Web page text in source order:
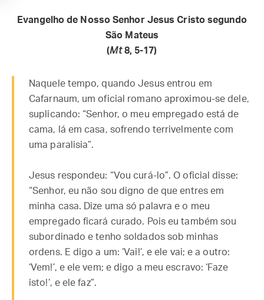
Evangelho de Nosso Senhor Jesus Cristo segundo
São Mateus
(Mt8, 5-17)
Naquele tempo, quando Jesus entrou em
Cafarnaum, um oficial romano aproximou-se dele,
suplicando: “Senhor, o meu empregado está de
cama, lá em casa, sofrendo terrivelmente com
uma paralisia”.
Jesus respondeu: “Vou curá-lo”. O oficial disse:
“Senhor, eu não sou digno de que entres em
minha casa. Dize uma só palavra e o meu
empregado ficará curado. Pois eu também sou
subordinado e tenho soldados sob minhas
ordens. E digo a um: ‘Vai!’, e ele vai; e a outro:
‘Vem!’, e ele vem; e digo a meu escravo: ‘Faze
isto!’, e ele faz”.